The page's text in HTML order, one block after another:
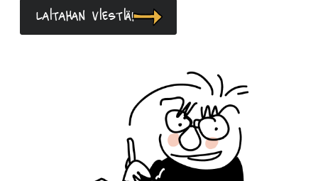
Laitahan viestiä!